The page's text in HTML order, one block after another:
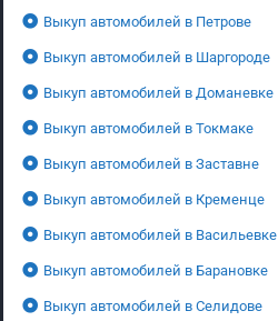
Выкуп автомобилей в Петрове
Выкуп автомобилей в Шаргороде
Выкуп автомобилей в Доманевке
Выкуп автомобилей в Токмаке
Выкуп автомобилей в Заставне
Выкуп автомобилей в Кременце
Выкуп автомобилей в Васильевке
Выкуп автомобилей в Барановке
Выкуп автомобилей в Селидове